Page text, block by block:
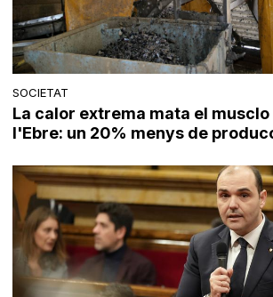
SOCIETAT
La calor extrema mata el
l'Ebre: un 20% menys de